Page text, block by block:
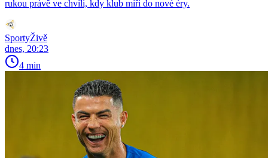
rukou právě ve chvíli, kdy klub míří do nové éry.
SportyŽivě
dnes, 20:23
4 min